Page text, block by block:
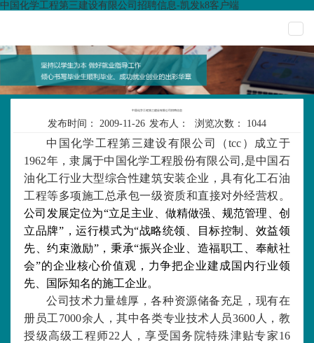
中国化学工程第三建设有限公司招聘信息-凯发k8客户端
中国化学工程第三建设有限公司招聘信息
发布时间： 2009-11-26 发布人： 浏览次数： 1044
中国化学工程第三建设有限公司（tcc ）成立于
1962年，隶属于中国化学工程股份有限公司 ,是中国石
油化工行业大型综合性建筑安装企业，具有化工石油
工程等多项施工总承包一级资质和直接对外经营权。
公司发展定位为“立足主业、做精做强、规范管理、创
立品牌”，运行模式为“战略统领、目标控制、效益领
先、约束激励”，秉承“振兴企业、造福职工、奉献社
会”的企业核心价值观，力争把企业建成国内行业领
先、国际知名的施工企业。
公司技术力量雄厚，各种资源储备充足，现有在
册员工 7000余人，其中各类专业技术人员3600 人，教
授级高级工程师22 人，享受国务院特殊津贴专家16